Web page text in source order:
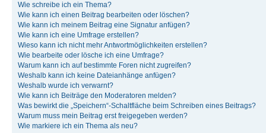
Wie schreibe ich ein Thema?
Wie kann ich einen Beitrag bearbeiten oder löschen?
Wie kann ich meinem Beitrag eine Signatur anfügen?
Wie kann ich eine Umfrage erstellen?
Wieso kann ich nicht mehr Antwortmöglichkeiten erstellen?
Wie bearbeite oder lösche ich eine Umfrage?
Warum kann ich auf bestimmte Foren nicht zugreifen?
Weshalb kann ich keine Dateianhänge anfügen?
Weshalb wurde ich verwarnt?
Wie kann ich Beiträge den Moderatoren melden?
Was bewirkt die „Speichern“-Schaltfläche beim Schreiben eines Beitrags?
Warum muss mein Beitrag erst freigegeben werden?
Wie markiere ich ein Thema als neu?